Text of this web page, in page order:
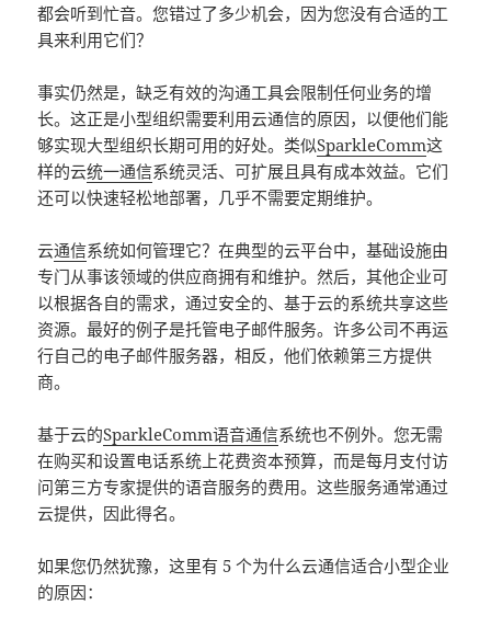
都会听到忙音。您错过了多少机会，因为您没有合适的工
具来利用它们？
事实仍然是，缺乏有效的沟通工具会限制任何业务的增
长。这正是小型组织需要利用云通信的原因，以便他们能
够实现大型组织长期可用的好处。类似SparkleComm这
样的云统一通信系统灵活、可扩展且具有成本效益。它们
还可以快速轻松地部署，几乎不需要定期维护。
云通信系统如何管理它？在典型的云平台中，基础设施由
专门从事该领域的供应商拥有和维护。然后，其他企业可
以根据各自的需求，通过安全的、基于云的系统共享这些
资源。最好的例子是托管电子邮件服务。许多公司不再运
行自己的电子邮件服务器，相反，他们依赖第三方提供
商。
基于云的SparkleComm语音通信系统也不例外。您无需
在购买和设置电话系统上花费资本预算，而是每月支付访
问第三方专家提供的语音服务的费用。这些服务通常通过
云提供，因此得名。
如果您仍然犹豫，这里有 5 个为什么云通信适合小型企业
的原因：